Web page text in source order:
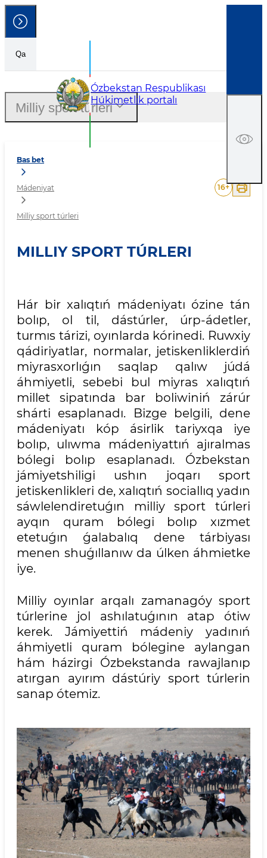
Qa
Ózbekstan Respublikası
Húkimetlik portalı
Milliy sport túrleri
Bas bet
Mádeniyat
Milliy sport túrleri
16+
MILLIY SPORT TÚRLERI
Hár bir xalıqtıń mádeniyatı ózine tán
bolıp, ol til, dástúrler, úrp-ádetler,
turmıs tárizi, oyınlarda kórinedi. Ruwxiy
qádiriyatlar, normalar, jetiskenliklerdiń
miyrasxorlıǵın saqlap qalıw júdá
áhmiyetli, sebebi bul miyras xalıqtıń
millet sipatında bar boliwiniń zárúr
shárti esaplanadı. Bizge belgili, dene
mádeniyatı kóp ásirlik tariyxqa iye
bolıp, ulıwma mádeniyattıń ajıralmas
bólegi bolıp esaplanadı. Ózbekstan
jámiyetshiligi ushın joqarı sport
jetiskenlikleri de, xalıqtıń sociallıq yadın
sáwlelendiretuǵın milliy sport túrleri
ayqın quram bólegi bolıp xızmet
etetuǵın ǵalabalıq dene tárbiyası
menen shuǵıllanıw da úlken áhmietke
iye.
Milliy oyınlar arqalı zamanagóy sport
túrlerine jol ashılatuǵının atap ótiw
kerek. Jámiyettiń mádeniy yadınıń
áhmiyetli quram bólegine aylangan
hám házirgi Ózbekstanda rawajlanıp
atırgan ayırım dástúriy sport túrlerin
sanap ótemiz.
Milliy sport túrleri